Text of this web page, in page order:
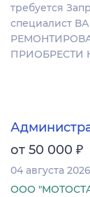
требуется
специалист
ПРИОБРЕСТИ
от 50 000 ₽
04 августа 2026
ООО